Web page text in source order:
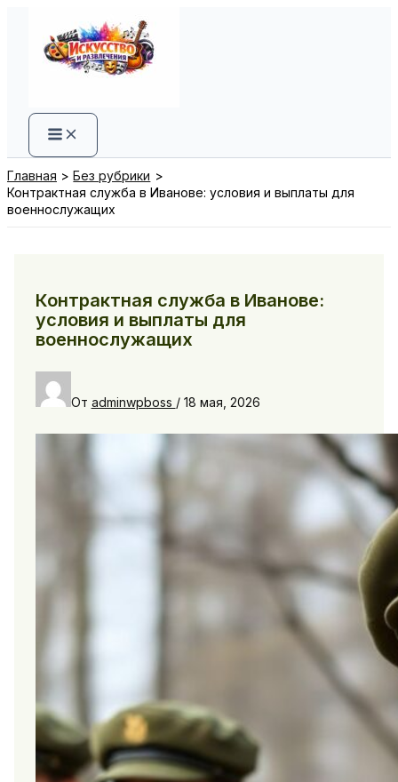
содержимому
Главная
Без рубрики
Контрактная служба в Иванове: условия и выплаты для
военнослужащих
Контрактная служба в Иванове:
условия и выплаты для
военнослужащих
От adminwpboss / 18 мая, 2026